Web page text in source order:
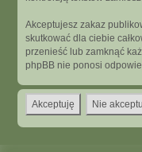
Akceptujesz zakaz
skutkować dla ciebie
przenieść lub zamknąć
phpBB nie ponosi